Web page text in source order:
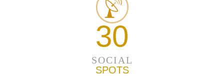
30
SOCIAL
SPOTS